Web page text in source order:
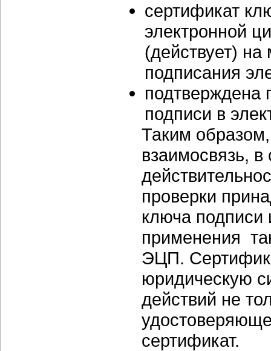
сертификат
электронной
(действует)
подписания
подтверждена
подписи в
Таким
взаимосвязь, в
проверки
ключа подписи
применения
ЭЦП.
юридическую
действий не
сертификат.